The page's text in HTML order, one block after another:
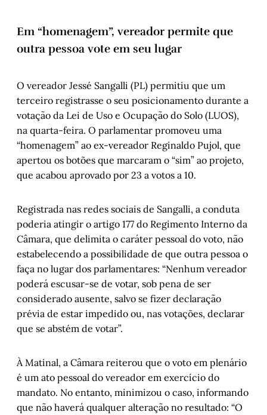
Em “homenagem”, vereador permite que
outra pessoa vote em seu lugar
O vereador Jessé Sangalli (PL) permitiu que um
terceiro registrasse o seu posicionamento durante a
votação da Lei de Uso e Ocupação do Solo (LUOS),
na quarta-feira. O parlamentar promoveu uma
“homenagem” ao ex-vereador Reginaldo Pujol, que
apertou os botões que marcaram o “sim” ao projeto,
que acabou aprovado por 23 a votos a 10.
Registrada nas redes sociais de Sangalli, a conduta
poderia atingir o artigo 177 do Regimento Interno da
Câmara, que delimita o caráter pessoal do voto, não
estabelecendo a possibilidade de que outra pessoa o
faça no lugar dos parlamentares: “Nenhum vereador
poderá escusar-se de votar, sob pena de ser
considerado ausente, salvo se fizer declaração
prévia de estar impedido ou, nas votações, declarar
que se abstém de votar”.
À Matinal, a Câmara reiterou que o voto em plenário
é um ato pessoal do vereador em exercício do
mandato. No entanto, minimizou o caso, informando
que não haverá qualquer alteração no resultado: “O